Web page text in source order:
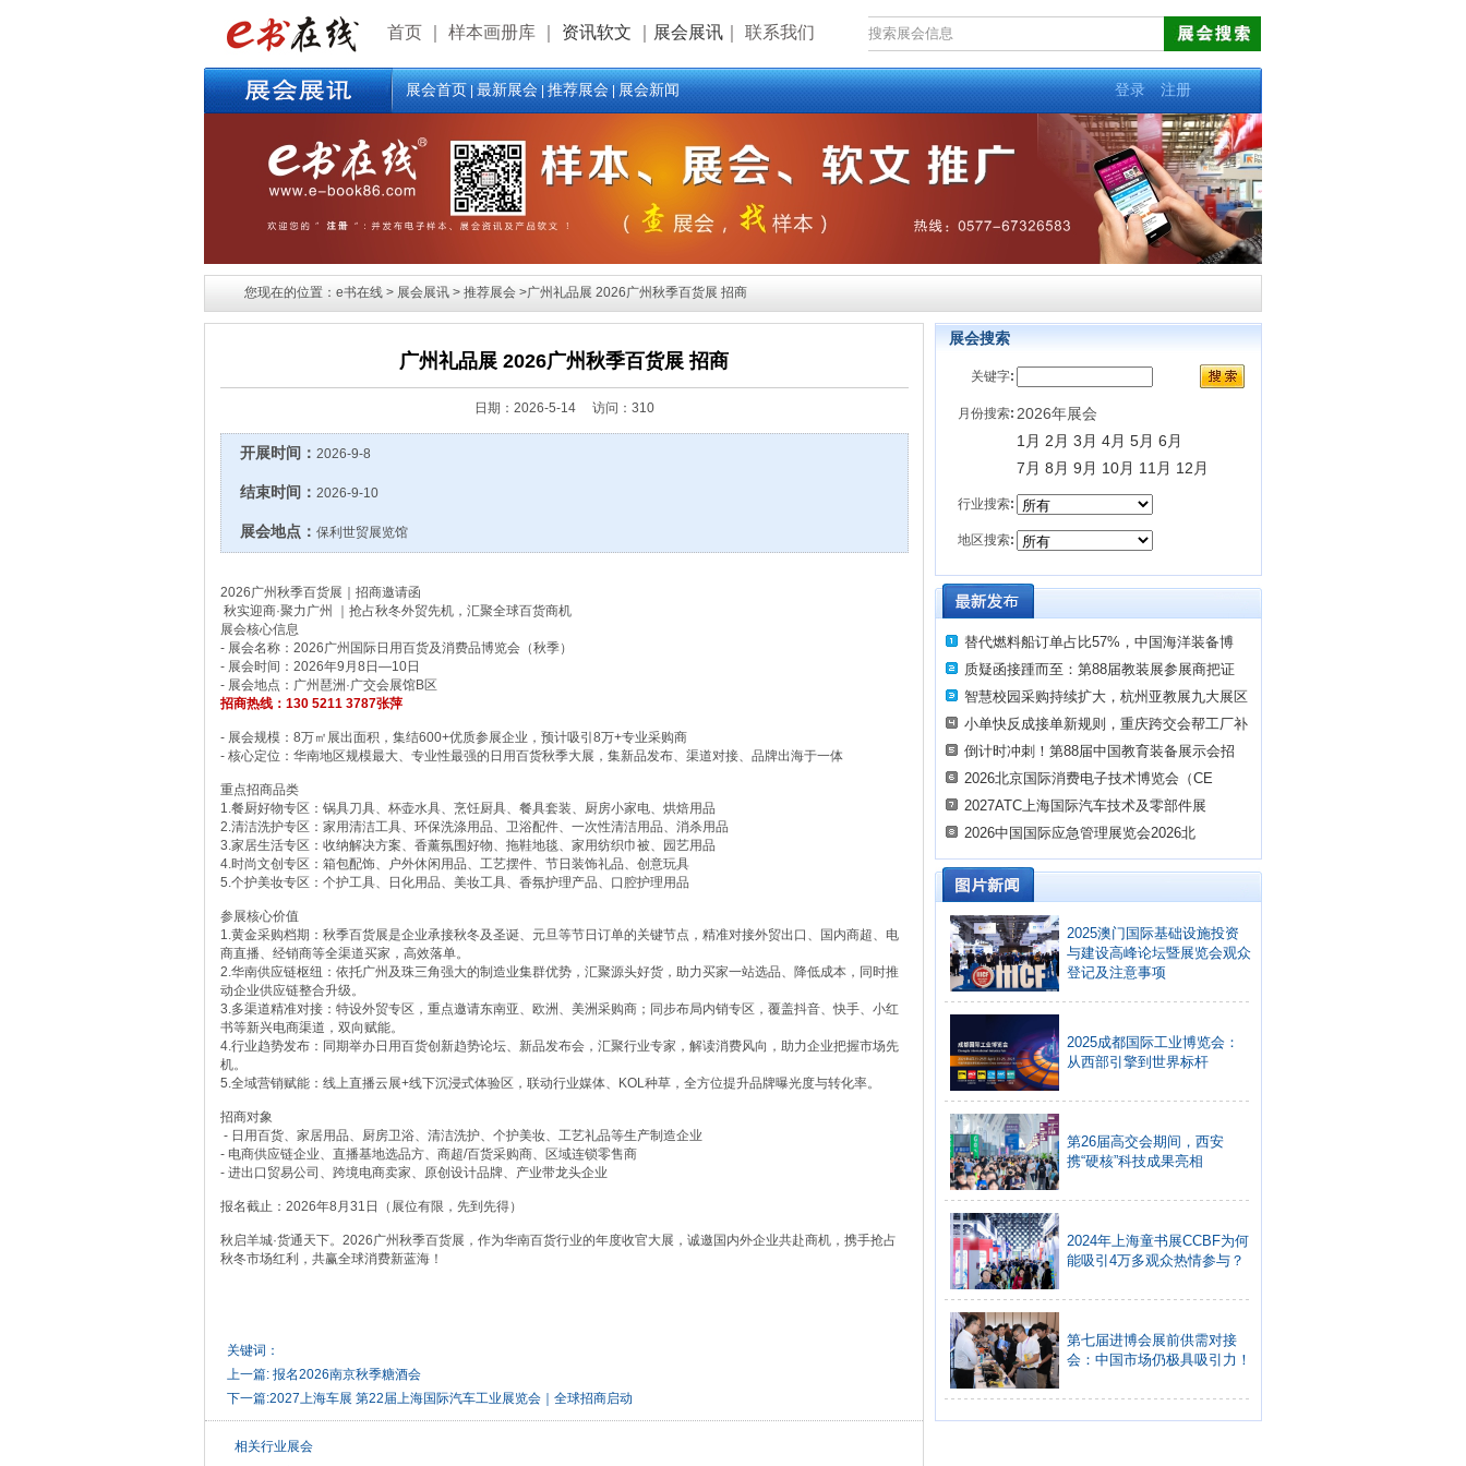
首页 样本画册库 资讯软文 展会展讯 联系我们
展会首页|最新展会|推荐展会|展会新闻 登录 注册
您现在的位置：e书在线 > 展会展讯 > 推荐展会 >广州礼品展 2026广州秋季百货展 招商
广州礼品展 2026广州秋季百货展 招商
日期： 2026-5-14 访问：310
开展时间： 2026-9-8
结束时间： 2026-9-10
展会地点： 保利世贸展览馆
2026广州秋季百货展｜招商邀请函
秋实迎商·聚力广州 ｜抢占秋冬外贸先机，汇聚全球百货商机
展会核心信息
- 展会名称：2026广州国际日用百货及消费品博览会（秋季）
- 展会时间：2026年9月8日—10日
- 展会地点：广州琶洲·广交会展馆B区
招商热线：130 5211 3787张萍
- 展会规模：8万㎡展出面积，集结600+优质参展企业，预计吸引8万+专业采购商
- 核心定位：华南地区规模最大、专业性最强的日用百货秋季大展，集新品发布、渠道对接、品牌出海于一体
重点招商品类
1.餐厨好物专区：锅具刀具、杯壶水具、烹饪厨具、餐具套装、厨房小家电、烘焙用品
2.清洁洗护专区：家用清洁工具、环保洗涤用品、卫浴配件、一次性清洁用品、消杀用品
3.家居生活专区：收纳解决方案、香薰氛围好物、拖鞋地毯、家用纺织巾被、园艺用品
4.时尚文创专区：箱包配饰、户外休闲用品、工艺摆件、节日装饰礼品、创意玩具
5.个护美妆专区：个护工具、日化用品、美妆工具、香氛护理产品、口腔护理用品
参展核心价值
1.黄金采购档期：秋季百货展是企业承接秋冬及圣诞、元旦等节日订单的关键节点，精准对接外贸出口、国内商超、电
商直播、经销商等全渠道买家，高效落单。
2.华南供应链枢纽：依托广州及珠三角强大的制造业集群优势，汇聚源头好货，助力买家一站选品、降低成本，同时推
动企业供应链整合升级。
3.多渠道精准对接：特设外贸专区，重点邀请东南亚、欧洲、美洲采购商；同步布局内销专区，覆盖抖音、快手、小红
书等新兴电商渠道，双向赋能。
4.行业趋势发布：同期举办日用百货创新趋势论坛、新品发布会，汇聚行业专家，解读消费风向，助力企业把握市场先
机。
5.全域营销赋能：线上直播云展+线下沉浸式体验区，联动行业媒体、KOL种草，全方位提升品牌曝光度与转化率。
招商对象
- 日用百货、家居用品、厨房卫浴、清洁洗护、个护美妆、工艺礼品等生产制造企业
- 电商供应链企业、直播基地选品方、商超/百货采购商、区域连锁零售商
- 进出口贸易公司、跨境电商卖家、原创设计品牌、产业带龙头企业
报名截止：2026年8月31日（展位有限，先到先得）
秋启羊城·货通天下。2026广州秋季百货展，作为华南百货行业的年度收官大展，诚邀国内外企业共赴商机，携手抢占
秋冬市场红利，共赢全球消费新蓝海！
关键词：
上一篇: 报名2026南京秋季糖酒会
下一篇:2027上海车展 第22届上海国际汽车工业展览会｜全球招商启动
相关行业展会
展会搜索
关键字:
月份搜索: 2026年展会
1月 2月 3月 4月 5月 6月
7月 8月 9月 10月 11月 12月
行业搜索:
地区搜索:
替代燃料船订单占比57%，中国海洋装备博
质疑函接踵而至：第88届教装展参展商把证
智慧校园采购持续扩大，杭州亚教展九大展区
小单快反成接单新规则，重庆跨交会帮工厂补
倒计时冲刺！第88届中国教育装备展示会招
2026北京国际消费电子技术博览会（CE
2027ATC上海国际汽车技术及零部件展
2026中国国际应急管理展览会2026北
2025澳门国际基础设施投资
与建设高峰论坛暨展览会观众
登记及注意事项
2025成都国际工业博览会：
从西部引擎到世界标杆
第26届高交会期间，西安
携“硬核”科技成果亮相
2024年上海童书展CCBF为何
能吸引4万多观众热情参与？
第七届进博会展前供需对接
会：中国市场仍极具吸引力！